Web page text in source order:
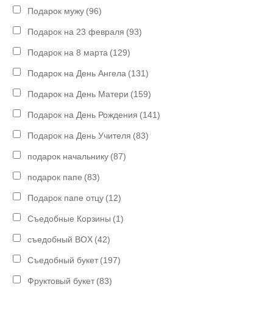
Подарок мужу (96)
Подарок на 23 февраля (93)
Подарок на 8 марта (129)
Подарок на День Ангела (131)
Подарок на День Матери (159)
Подарок на День Рождения (141)
Подарок на День Учителя (83)
подарок начальнику (87)
подарок папе (83)
Подарок папе отцу (12)
Съедобные Корзины (1)
съедобный BOX (42)
Съедобный букет (197)
Фруктовый букет (83)